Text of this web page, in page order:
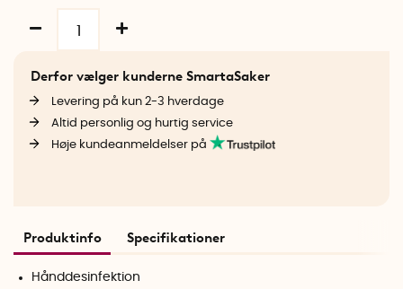
Derfor vælger kunderne SmartaSaker
Levering på kun 2-3 hverdage
Altid personlig og hurtig service
Høje kundeanmeldelser på
Produktinfo Specifikationer
Hånddesinfektion